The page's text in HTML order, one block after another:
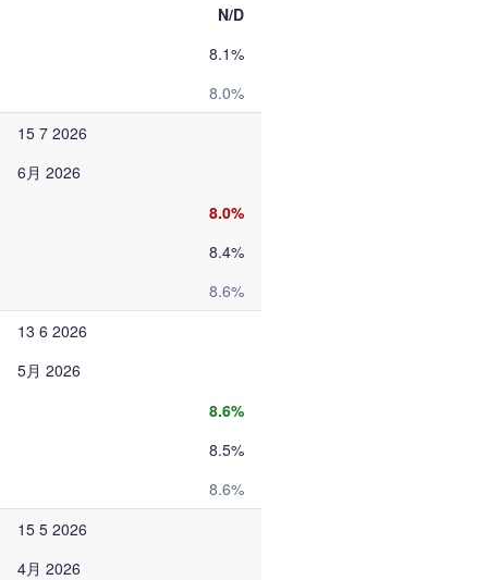
N/D
8.1%
8.0%
15 7 2026
6月 2026
8.0%
8.4%
8.6%
13 6 2026
5月 2026
8.6%
8.5%
8.6%
15 5 2026
4月 2026